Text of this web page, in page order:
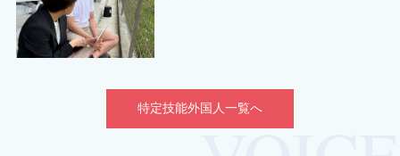
特定技能外国人一覧へ